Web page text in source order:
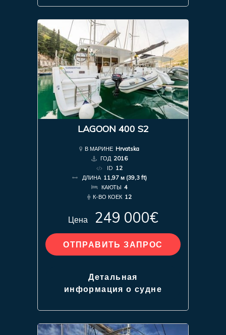
LAGOON 400 S2
В МАРИНЕ Hrvatska
ГОД 2016
ID 12
ДЛИНА 11,97 м (39,3 ft)
КАЮТЫ 4
К-ВО КОЕК 12
Цена 249 000€
ОТПРАВИТЬ ЗАПРОС
Детальная
информация о судне